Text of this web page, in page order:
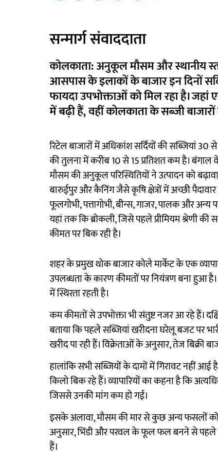
सन्मार्ग संवाददाता
कोलकाता:अनुकूल मौसम और स्थानीय
आसपास के इलाकों के बाजार इन दिनों
फायदा उपभोक्ताओं को मिल रहा है।
में बढ़ी हैं, वहीं कोलकाता के सब्जी
रिटेल बाजारों में अधिकांश सर्दियों की सब्जियां
की तुलना में करीब 10 से 15 प्रतिशत कम है।
मौसम की अनुकूल परिस्थितियों ने उत्पादन को
बारुईपुर और कैनिंग जैसे कृषि क्षेत्रों में अच्छी
फूलगोभी, पत्तागोभी, बीन्स, गाजर, पालक और अन्य
यहां तक कि ब्रोकली, जिसे पहले प्रीमियम श्रेणी
कीमत पर बिक रही है।
शहर के प्रमुख थोक बाजार कोले मार्केट के एक
उपलब्धता के कारण कीमतों पर नियंत्रण बना हुआ
में स्थिरता रहती है।
कम कीमतों से उपभोक्ता भी संतुष्ट नजर आ रहे हैं।
बताया कि पहले सब्जियां खरीदना घरेलू बजट पर
खरीद पा रही हैं। विक्रेताओं के अनुसार, तेज बिक्री
हालांकि सभी सब्जियों के दामों में गिरावट नहीं
किलो बिक रहे हैं। व्यापारियों का कहना है कि
जिससे उनकी मांग कम हो गई।
इसके अलावा, मौसम की मार से कुछ अन्य फसलों
अनुसार, भिंडी और परवल के फूल फल बनने से पहले
हैं।